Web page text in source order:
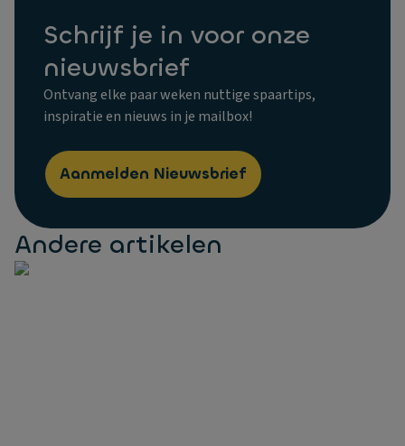
Schrijf je in voor onze
nieuwsbrief
Ontvang elke paar weken nuttige spaartips,
inspiratie en nieuws in je mailbox!
Aanmelden Nieuwsbrief
Andere artikelen